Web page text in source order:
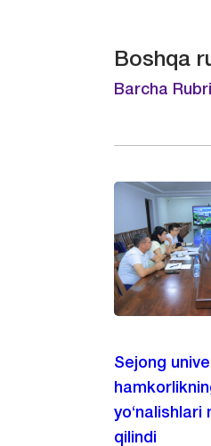
Boshqa
Barcha
Sejong
yo‘nalishlari
qilindi